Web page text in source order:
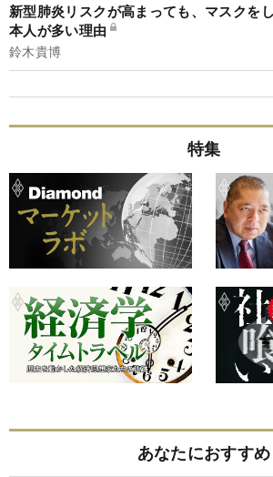
新型肺炎リスクが高まっても、マスクを
本人が多い理由
鈴木貴博
特集
あなたにおすすめ